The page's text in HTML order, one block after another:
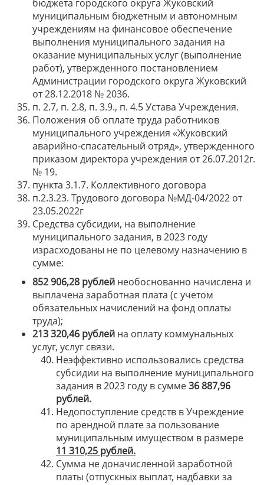
бюджета городского округа Жуковский
муниципальным бюджетным и автономным
учреждениям на финансовое обеспечение
выполнения муниципального задания на
оказание муниципальных услуг (выполнение
работ), утвержденного постановлением
Администрации городского округа Жуковский
от 28.12.2018 № 2036.
п. 2.7, п. 2.8, п. 3.9., п. 4.5 Устава Учреждения.
Положения об оплате труда работников
муниципального учреждения «Жуковский
аварийно-спасательный отряд», утвержденного
приказом директора учреждения от 26.07.2012г.
№ 19.
пункта 3.1.7. Коллективного договора
п.2.3.23. Трудового договора №МД-04/2022 от
23.05.2022г
Средства субсидии, на выполнение
муниципального задания, в 2023 году
израсходованы не по целевому назначению в
сумме:
852 906,28 рублей необоснованно начислена и
выплачена заработная плата (с учетом
обязательных начислений на фонд оплаты
труда);
213 320,46 рублей на оплату коммунальных
услуг, услуг связи.
Неэффективно использовались средства
субсидии на выполнение муниципального
задания в 2023 году в сумме36 887,96
рублей.
Недопоступление средств в Учреждение
по арендной плате за пользование
муниципальным имуществом в размере
11 310,25 рублей.
Сумма не доначисленной заработной
платы (отпускных выплат, надбавки за